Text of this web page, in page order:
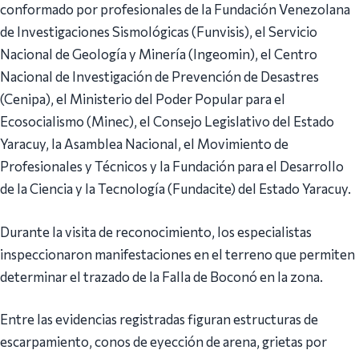
conformado por profesionales de la Fundación Venezolana
de Investigaciones Sismológicas (Funvisis), el Servicio
Nacional de Geología y Minería (Ingeomin), el Centro
Nacional de Investigación de Prevención de Desastres
(Cenipa), el Ministerio del Poder Popular para el
Ecosocialismo (Minec), el Consejo Legislativo del Estado
Yaracuy, la Asamblea Nacional, el Movimiento de
Profesionales y Técnicos y la Fundación para el Desarrollo
de la Ciencia y la Tecnología (Fundacite) del Estado Yaracuy.
Durante la visita de reconocimiento, los especialistas
inspeccionaron manifestaciones en el terreno que permiten
determinar el trazado de la Falla de Boconó en la zona.
Entre las evidencias registradas figuran estructuras de
escarpamiento, conos de eyección de arena, grietas por